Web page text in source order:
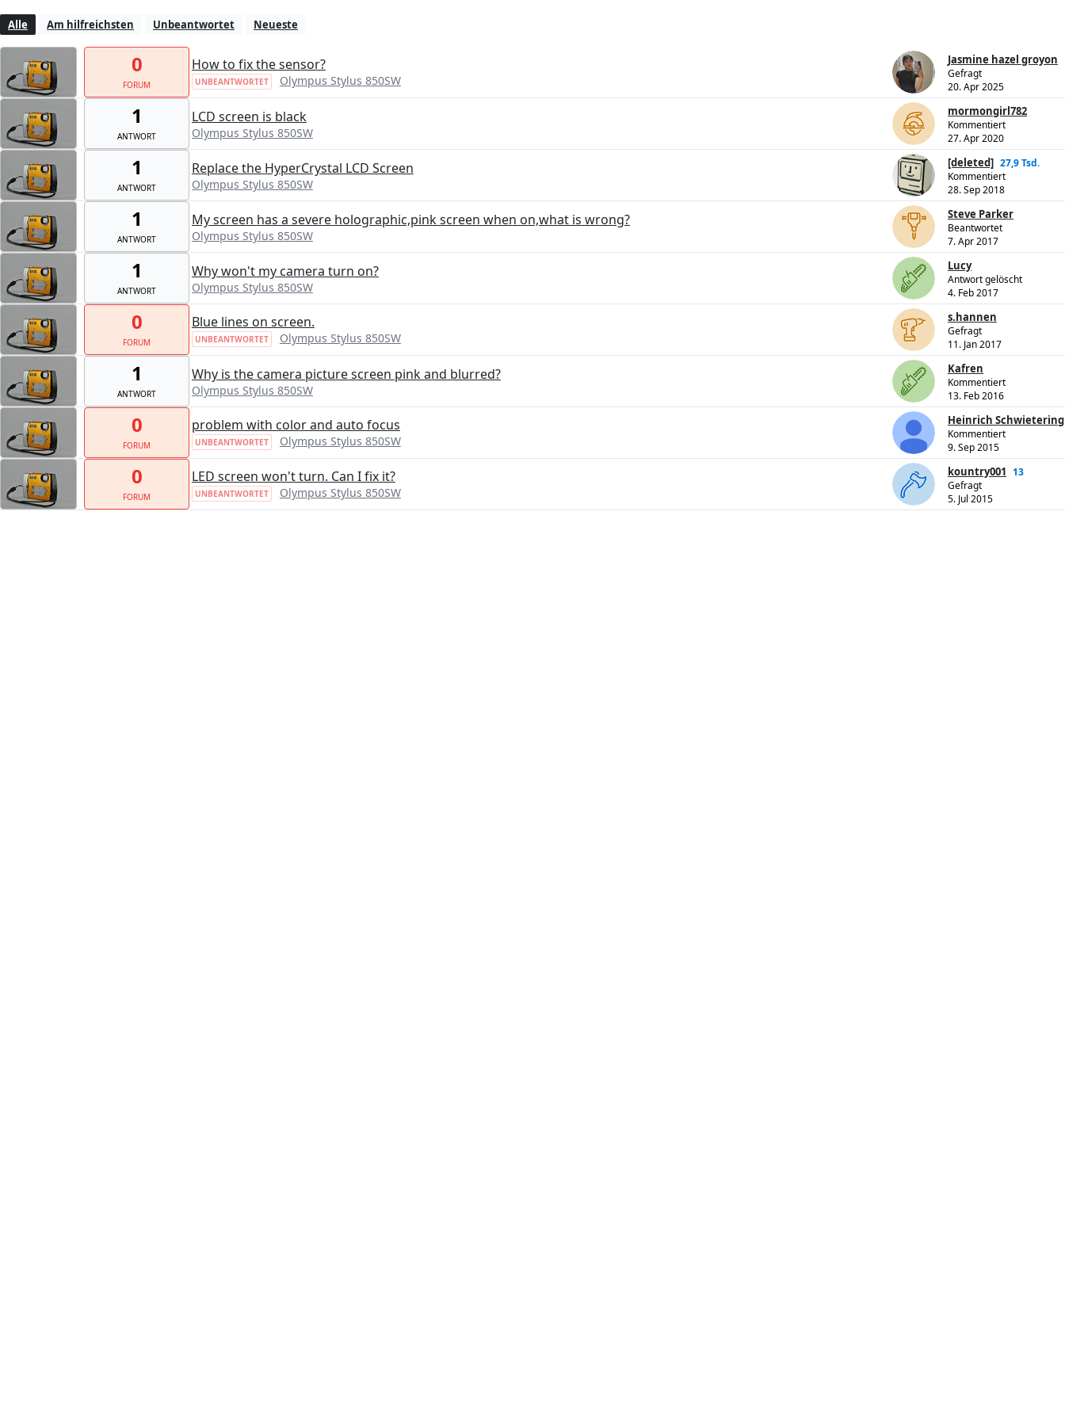
Alle Am hilfreichsten Unbeantwortet Neueste
0
FORUM
How to fix the sensor?
UNBEANTWORTET Olympus Stylus 850SW
Jasmine hazel groyon
Gefragt
20. Apr 2025
1
ANTWORT
LCD screen is black
Olympus Stylus 850SW
mormongirl782
Kommentiert
27. Apr 2020
1
ANTWORT
Replace the HyperCrystal LCD Screen
Olympus Stylus 850SW
[deleted] 27,9 Tsd.
Kommentiert
28. Sep 2018
1
ANTWORT
My screen has a severe holographic,pink screen when on,what is wrong?
Olympus Stylus 850SW
Steve Parker
Beantwortet
7. Apr 2017
1
ANTWORT
Why won't my camera turn on?
Olympus Stylus 850SW
Lucy
Antwort gelöscht
4. Feb 2017
0
FORUM
Blue lines on screen.
UNBEANTWORTET Olympus Stylus 850SW
s.hannen
Gefragt
11. Jan 2017
1
ANTWORT
Why is the camera picture screen pink and blurred?
Olympus Stylus 850SW
Kafren
Kommentiert
13. Feb 2016
0
FORUM
problem with color and auto focus
UNBEANTWORTET Olympus Stylus 850SW
Heinrich Schwietering
Kommentiert
9. Sep 2015
0
FORUM
LED screen won't turn. Can I fix it?
UNBEANTWORTET Olympus Stylus 850SW
kountry001 13
Gefragt
5. Jul 2015